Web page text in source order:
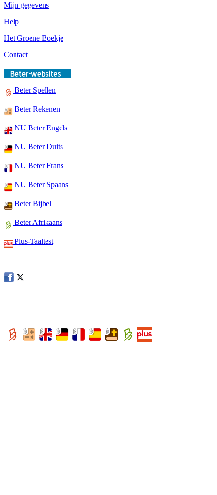
Mijn gegevens
Help
Het Groene Boekje
Contact
Beter Spellen
Beter Rekenen
NU Beter Engels
NU Beter Duits
NU Beter Frans
NU Beter Spaans
Beter Bijbel
Beter Afrikaans
Plus-Taaltest